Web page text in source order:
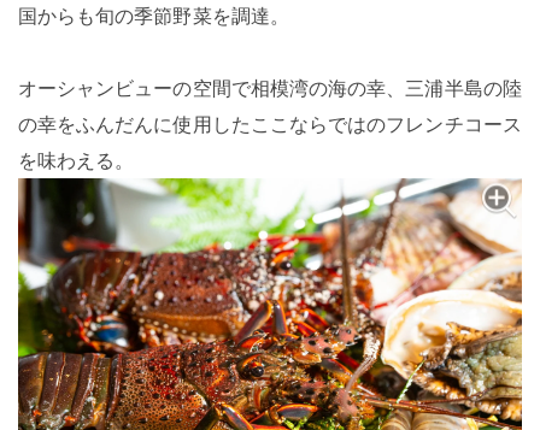
国からも旬の季節野菜を調達。
オーシャンビューの空間で相模湾の海の幸、三浦半島の陸
の幸をふんだんに使用したここならではのフレンチコース
を味わえる。